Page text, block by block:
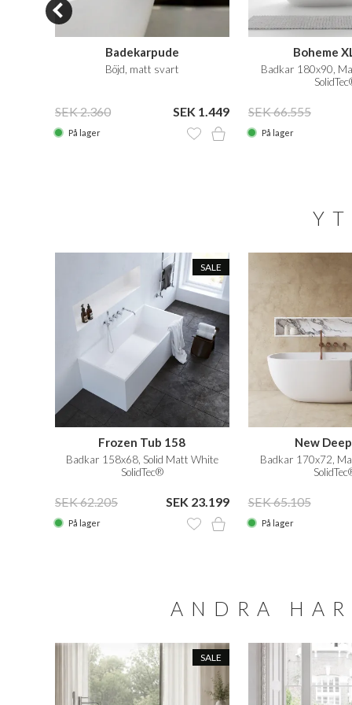
Badekarpude
Böjd, matt svart
SEK 2.360 SEK 1.449
På lager
Boheme
Badkar 180x90,
SEK 66.555
På lager
SALE
Frozen Tub 158
Badkar 158x68, Solid Matt White
SolidTec®
SEK 62.205 SEK 23.199
På lager
New
Badkar 170x72,
SEK 65.105
På lager
ANDRA
SALE